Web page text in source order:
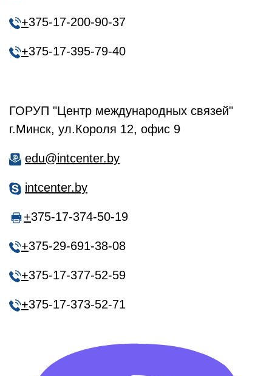
+375-17-200-90-37
+375-17-395-79-40
ГОРУП "Центр международных связей"
г.Минск, ул.Короля 12, офис 9
edu@intcenter.by
intcenter.by
+375-17-374-50-19
+375-29-691-38-08
+375-17-377-52-59
+375-17-373-52-71